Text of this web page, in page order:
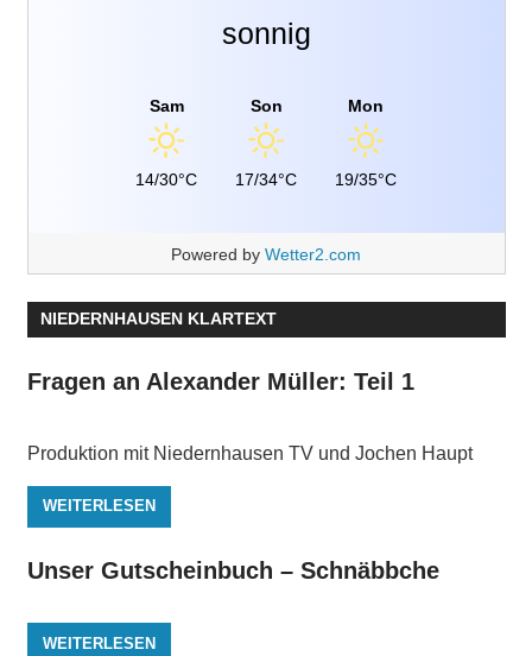
sonnig
Sam
14/30°C
Son
17/34°C
Mon
19/35°C
Powered by Wetter2.com
NIEDERNHAUSEN KLARTEXT
Fragen an Alexander Müller: Teil 1
Produktion mit Niedernhausen TV und Jochen Haupt
WEITERLESEN
Unser Gutscheinbuch – Schnäbbche
WEITERLESEN